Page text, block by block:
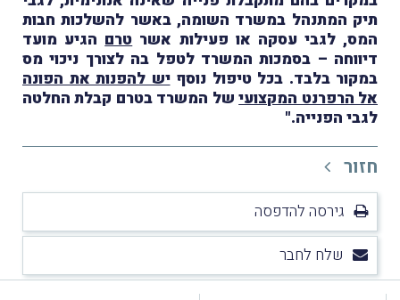
תיק המתנהל במשרד השומה, באשר להשלכות חבות
המס, לגבי עסקה או פעילות אשרטרםהגיע מועד
דיווחה – בסמכות המשרד לטפל בה לצורך ניכוי מס
במקור בלבד. בכל טיפול נוסףיש להפנות את הפונה
אל הרפרנט המקצועישל המשרד בטרם קבלת החלטה
לגבי הפנייה."
חזור
גירסה להדפסה
שלח לחבר